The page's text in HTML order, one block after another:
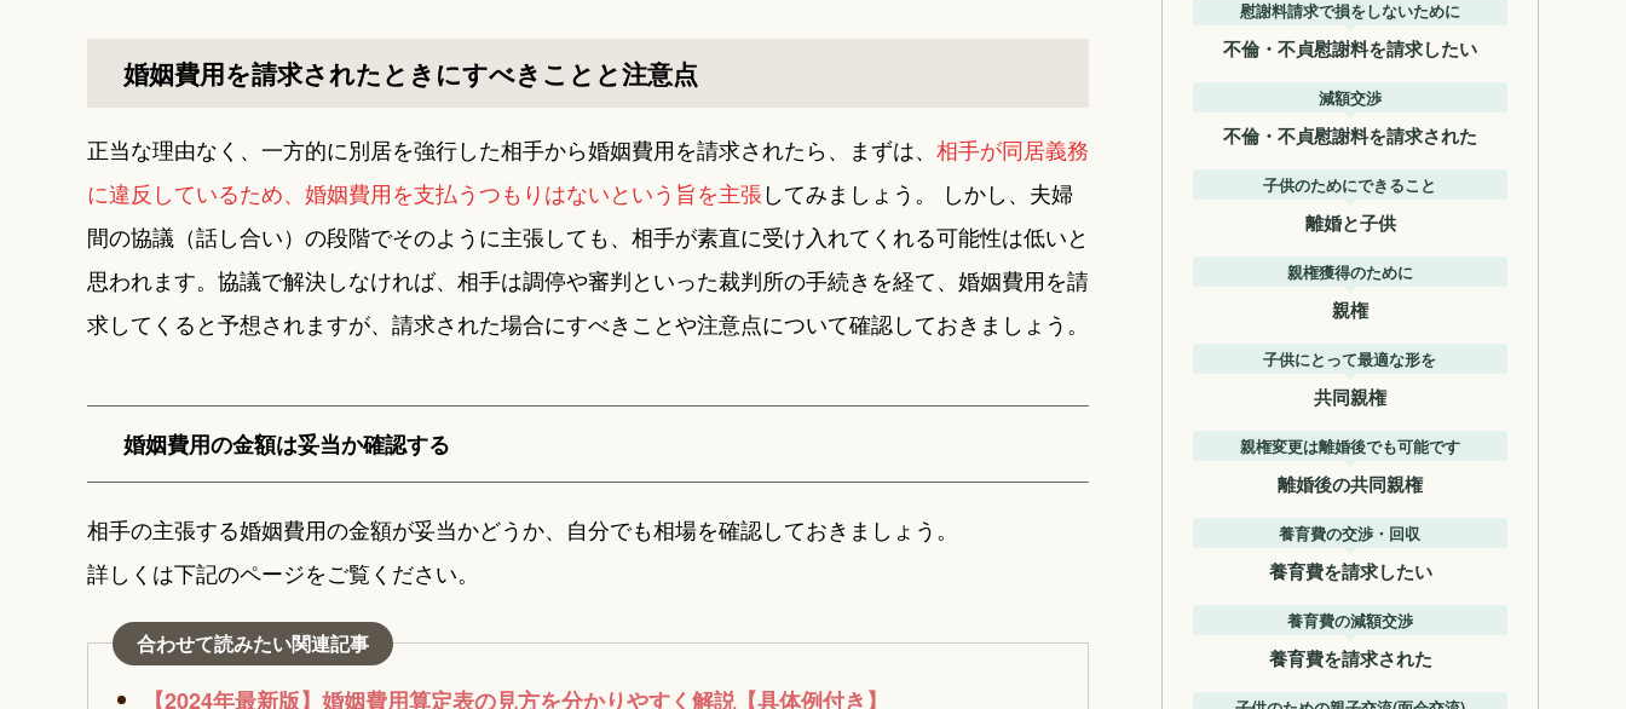
婚姻費用を請求されたときにすべきことと注意点
正当な理由なく、一方的に別居を強行した相手から婚姻費用を請求されたら、まずは、 相手が同居義務
に違反しているため、婚姻費用を支払うつもりはないという旨を主張してみましょう。 しかし、夫婦
間の協議（話し合い）の段階でそのように主張しても、相手が素直に受け入れてくれる可能性は低いと
思われます。協議で解決しなければ、相手は調停や審判といった裁判所の手続きを経て、婚姻費用を請
求してくると予想されますが、請求された場合にすべきことや注意点について確認しておきましょう。
婚姻費用の金額は妥当か確認する
相手の主張する婚姻費用の金額が妥当かどうか、自分でも相場を確認しておきましょう。
詳しくは下記のページをご覧ください。
合わせて読みたい関連記事
【2024年最新版】婚姻費用算定表の見方を分かりやすく解説【具体例付き】
慰謝料請求で損をしないために
不倫・不貞慰謝料を請求したい
減額交渉
不倫・不貞慰謝料を請求された
子供のためにできること
離婚と子供
親権獲得のために
親権
子供にとって最適な形を
共同親権
親権変更は離婚後でも可能です
離婚後の共同親権
養育費の交渉・回収
養育費を請求したい
養育費の減額交渉
養育費を請求された